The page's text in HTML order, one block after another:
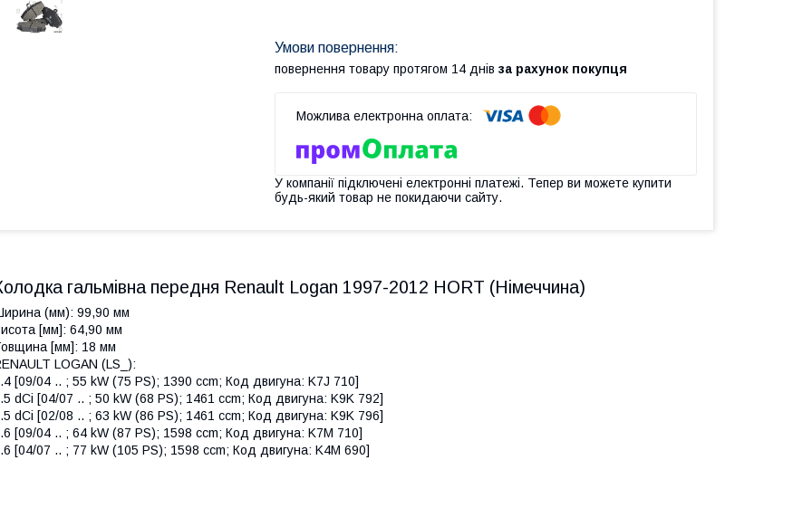
повернення товару протягом 14 днів за рахунок покупця
У компанії підключені електронні платежі. Тепер ви можете купити
будь-який товар не покидаючи сайту.
гальмівна передня Renault Logan 1997-2012 HORT (Німеччина)
(мм): 99,90 мм
[мм]: 64,90 мм
[мм]: 18 мм
LOGAN (LS_):
[09/04 .. ; 55 kW (75 PS); 1390 ccm; Код двигуна: K7J 710]
dCi [04/07 .. ; 50 kW (68 PS); 1461 ccm; Код двигуна: K9K 792]
dCi [02/08 .. ; 63 kW (86 PS); 1461 ccm; Код двигуна: K9K 796]
[09/04 .. ; 64 kW (87 PS); 1598 ccm; Код двигуна: K7M 710]
[04/07 .. ; 77 kW (105 PS); 1598 ccm; Код двигуна: K4M 690]